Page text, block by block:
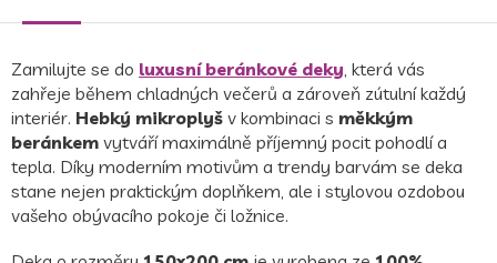
Zamilujte se do luxusní beránkové deky , která vás
zahřeje během chladných večerů a zároveň zútulní každý
interiér. Hebký mikroplyš v kombinaci s měkkým
beránkem vytváří maximálně příjemný pocit pohodlí a
tepla. Díky moderním motivům a trendy barvám se deka
stane nejen praktickým doplňkem, ale i stylovou ozdobou
vašeho obývacího pokoje či ložnice.